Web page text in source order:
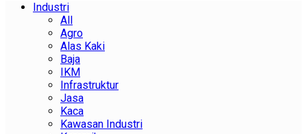
Industri
All
Agro
Alas Kaki
Baja
IKM
Infrastruktur
Jasa
Kaca
Kawasan Industri